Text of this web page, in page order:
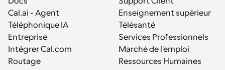
Cal.ai - Agent
Téléphonique IA
Entreprise
Intégrer Cal.com
Routage
Enseignement supérieur
Télésanté
Services Professionnels
Marché de l'emploi
Ressources Humaines